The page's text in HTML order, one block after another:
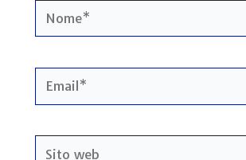
Nome*
Email*
Sito